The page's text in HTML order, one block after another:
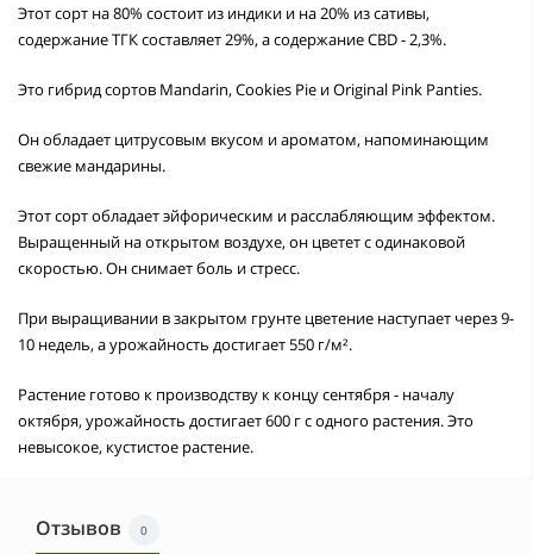
Этот сорт на 80% состоит из индики и на 20% из сативы,
содержание ТГК составляет 29%, а содержание CBD - 2,3%.
Это гибрид сортов Mandarin, Cookies Pie и Original Pink Panties.
Он обладает цитрусовым вкусом и ароматом, напоминающим
свежие мандарины.
Этот сорт обладает эйфорическим и расслабляющим эффектом.
Выращенный на открытом воздухе, он цветет с одинаковой
скоростью. Он снимает боль и стресс.
При выращивании в закрытом грунте цветение наступает через 9-
10 недель, а урожайность достигает 550 г/м².
Растение готово к производству к концу сентября - началу
октября, урожайность достигает 600 г с одного растения. Это
невысокое, кустистое растение.
Отзывов 0